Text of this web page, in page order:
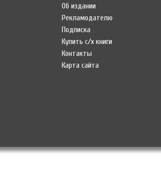
Об издании
Рекламодателю
Подписка
Купить с/х книги
Контакты
Карта сайта